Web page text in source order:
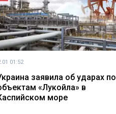
01:52
заявила об ударах по
«Лукойла» в
море